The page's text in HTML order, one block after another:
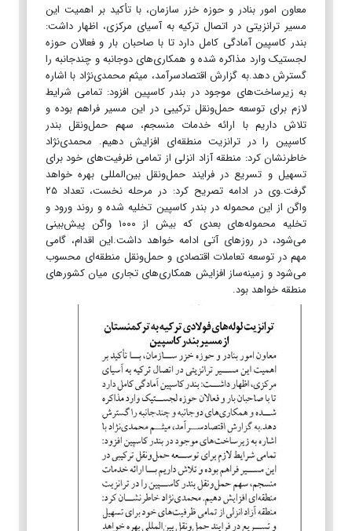
معاون امور بنادر و حوزه خزر سازمان، با تأکید بر اهمیت این
مسیر ترانزیتی در اتصال ترکیه به آسیای مرکزی، اظهار داشت:
بندر کاسپین آمادگی کامل دارد تا با صاحبان بار و فعالان حوزه
لجستیک وارد مذاکره شده و همکاری‌های دوجانبه و چندجانبه را
گسترش دهد.به گزارش اقتصادسرآمد، میثم محمدی‌نژاد با اشاره
به زیرساخت‌های موجود در بندر کاسپین افزود: تمامی شرایط
لازم برای توسعه حمل‌ونقل ترکیبی در این مسیر فراهم بوده و
تلاش داریم با ارائه خدمات منسجم، سهم حمل‌ونقل بندر
کاسپین را در ترانزیت منطقه‌ای افزایش دهیم. محمدی‌نژاد
خاطرنشان کرد: منطقه آزاد انزلی از تمامی ظرفیت‌های خود برای
تسهیل و تسریع در فرایند حمل‌ونقل بین‌المللی بهره خواهد
گرفت.وی در ادامه تصریح کرد: در مرحله نخست، تعداد ۲۵
واگن از این محموله در بندر کاسپین تخلیه شده و روند ورود و
تخلیه محموله‌های بعدی که بیش از ۱۰۰۰ واگن پیش‌بینی
می‌شود، در روزهای آتی ادامه خواهد داشت.این اقدام، گامی
مهم در توسعه تعاملات اقتصادی و حمل‌ونقل منطقه‌ای محسوب
می‌شود و زمینه‌ساز افزایش همکاری‌های تجاری میان کشورهای
منطقه خواهد بود.